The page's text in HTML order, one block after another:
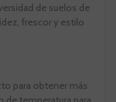
de suelos de
frescor y estilo
para obtener más